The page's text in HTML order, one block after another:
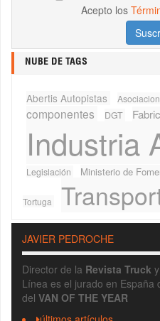
Acepto los
NUBE DE TAGS
Abertis Autopistas
componentes DGT
Industria
Legislación
Ministerio de
Tortuga
JAVIER PEDROCHE
Director de la Revista Truck
Línea es el jurado en España
del VAN OF THE YEAR